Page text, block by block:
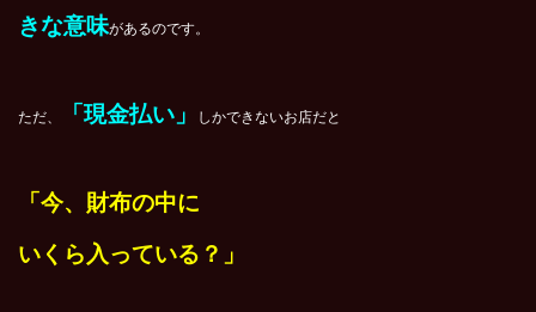
きな意味があるのです。
ただ、 「現金払い」 しかできないお店だと
「今、財布の中に
いくら入っている？」